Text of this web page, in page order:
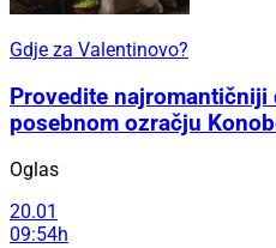
Gdje za Valentinovo?
Provedite najromantičniji
posebnom ozračju
Oglas
20.01
09:54h